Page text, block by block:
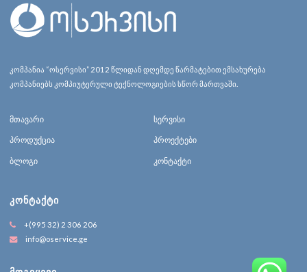
კომპანია “ოსერვისი” 2012 წლიდან დღემდე წარმატებით ემსახურება
კომპანიებს კომპიუტერული ტექნოლოგიების სწორ მართვაში.
მთავარი სერვისი
პროდუქცია პროექტები
ბლოგი კონტაქტი
ᲙᲝᲜᲢᲐᲥᲢᲘ
+(995 32) 2 306 206
info@oservice.ge